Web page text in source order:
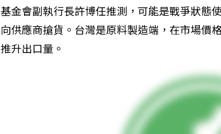
基金會副執行長許博任推測，可能是戰爭狀態
向供應商搶貨。台灣是原料製造端，在市場價
推升出口量。